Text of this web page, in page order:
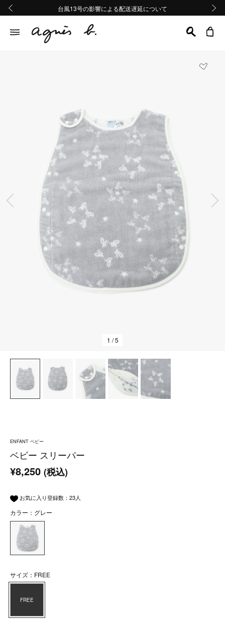
熊本地域地震の影響による配送遅延について
Summer Sale 2buy10%OFF!!
台風13号の影響による配送遅延について
熊本地域地震の影響による配送遅延について
Summer Sale 2buy10%OFF!!
前の画像
1 / 5
ENFANT ベビー
ベビー スリーパー
¥8,250 (税込)
お気に入り登録数： 23人
カラー：グレー
サイズ：FREE
FREE